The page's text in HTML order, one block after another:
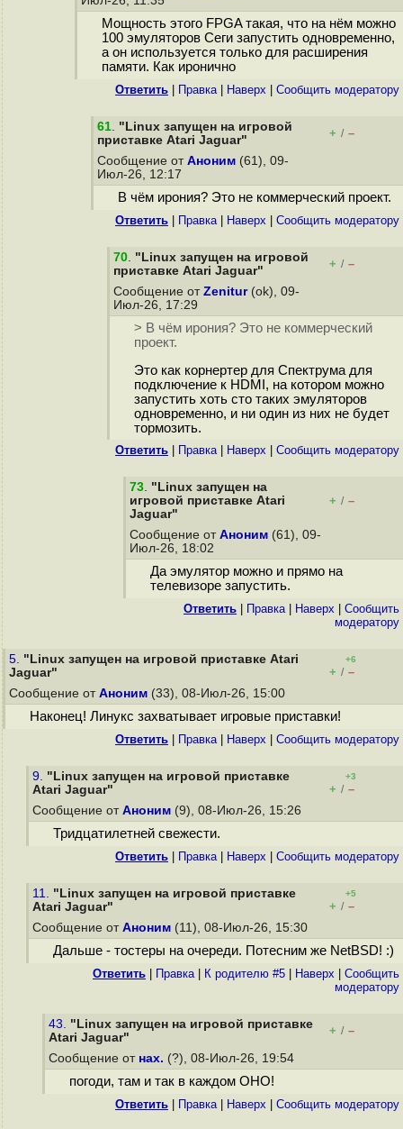
Мощность этого FPGA такая, что на нём можно
100 эмуляторов Сеги запустить одновременно,
а он используется только для расширения
памяти. Как иронично
Ответить Правка| Наверх Cообщить модератору
61. "Linux запущен на игровой
приставке Atari Jaguar"
+ / –
Сообщение от Аноним (61), 09-
Июл-26, 12:17
В чём ирония? Это не коммерческий проект.
Ответить Правка| Наверх Cообщить модератору
70. "Linux запущен на игровой
приставке Atari Jaguar"
+ / –
Сообщение от Zenitur(ok), 09-
Июл-26, 17:29
> В чём ирония? Это не коммерческий
проект.
Это как корнертер для Спектрума для
подключение к HDMI, на котором можно
запустить хоть сто таких эмуляторов
одновременно, и ни один из них не будет
тормозить.
Ответить Правка| Наверх Cообщить модератору
73. "Linux запущен на
игровой приставке Atari
Jaguar"
+ / –
Сообщение от Аноним (61), 09-
Июл-26, 18:02
Да эмулятор можно и прямо на
телевизоре запустить.
Ответить Правка| Наверх
Cообщить
модератору
5. "Linux запущен на игровой приставке Atari
Jaguar"
+6
+ / –
Сообщение от Аноним (33), 08-Июл-26, 15:00
Наконец! Линукс захватывает игровые приставки!
Ответить Правка| Наверх Cообщить модератору
9. "Linux запущен на игровой приставке
Atari Jaguar"
+3
+ / –
Сообщение от Аноним (9), 08-Июл-26, 15:26
Тридцатилетней свежести.
Ответить Правка| Наверх Cообщить модератору
11. "Linux запущен на игровой приставке
Atari Jaguar"
+5
+ / –
Сообщение от Аноним (11), 08-Июл-26, 15:30
Дальше - тостеры на очереди. Потесним же NetBSD! :)
Ответить Правка| К родителю #5 Наверх
Cообщить
модератору
43. "Linux запущен на игровой приставке
Atari Jaguar"
+ / –
Сообщение от нах. (?), 08-Июл-26, 19:54
погоди, там и так в каждом ОНО!
Ответить Правка| Наверх Cообщить модератору